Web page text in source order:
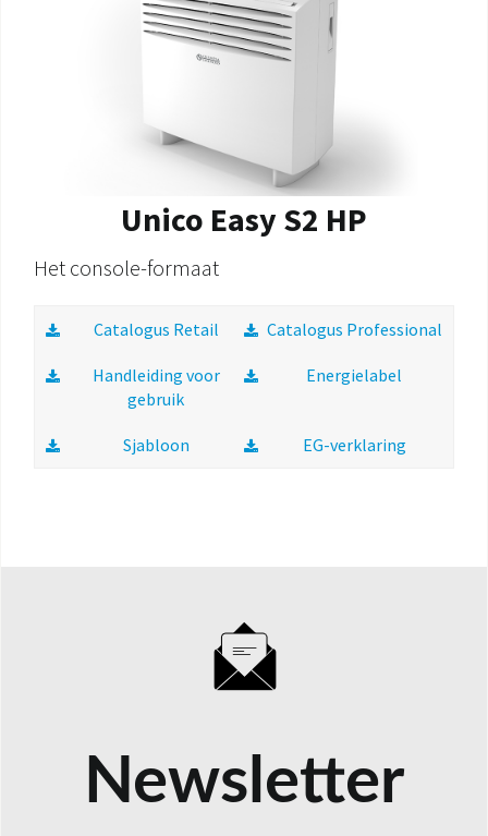
Unico Easy S2 HP
Het console-formaat
Catalogus Retail Catalogus Professional
Handleiding voor
gebruik
Energielabel
Sjabloon EG-verklaring
Newsletter